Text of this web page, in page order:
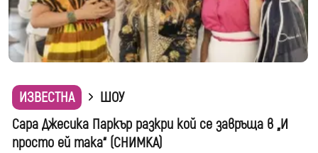
ИЗВЕСТНА
ШОУ
Сара Джесика Паркър разкри кой се завръща в „И
просто ей така“ (СНИМКА)